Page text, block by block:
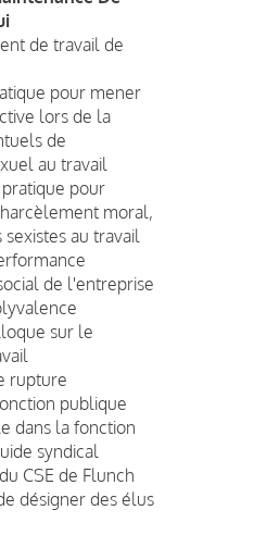
de travail de
pour mener
lors de la
de
au travail
pratique pour
moral,
au travail
de l'entreprise
sur le
rupture
publique
dans la fonction
syndical
CSE de Flunch
désigner des élus